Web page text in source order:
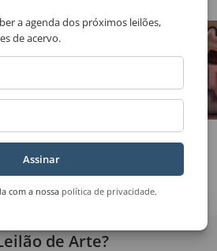
Clóvis Graciano
a agenda dos próximos leilões,
de acervo.
Assinar
com a nossa política de privacidade.
de Arte?